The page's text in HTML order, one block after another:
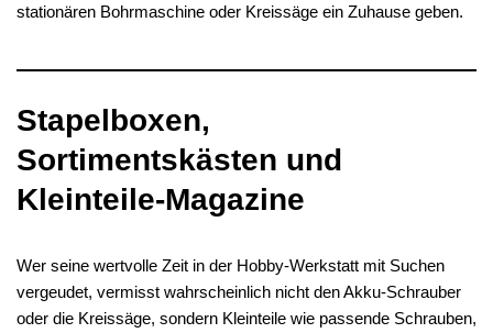
stationären Bohrmaschine oder Kreissäge ein Zuhause geben.
Stapelboxen,
Sortimentskästen und
Kleinteile-Magazine
Wer seine wertvolle Zeit in der Hobby-Werkstatt mit Suchen
vergeudet, vermisst wahrscheinlich nicht den Akku-Schrauber
oder die Kreissäge, sondern Kleinteile wie passende Schrauben,